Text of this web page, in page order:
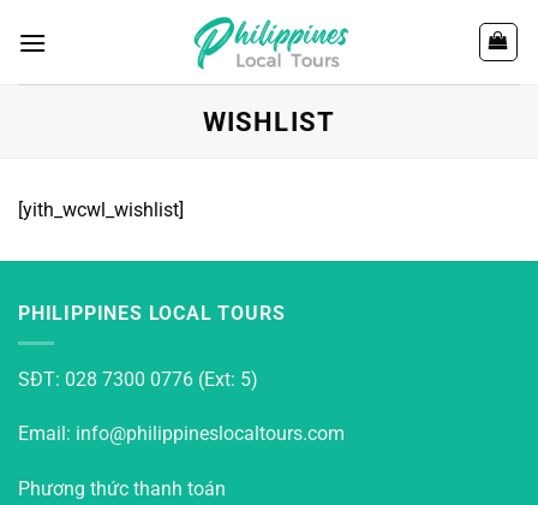
đến
WISHLIST
[yith_wcwl_wishlist]
PHILIPPINES LOCAL TOURS
SĐT: 028 7300 0776 (Ext: 5)
Email: info@philippineslocaltours.com
Phương thức thanh toán